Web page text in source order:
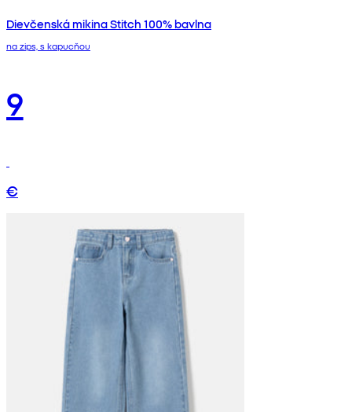
Dievčenská mikina Stitch 100% bavlna
na zips, s kapucňou
9
€